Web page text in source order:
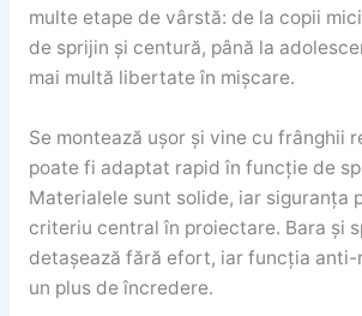
multe etape de vârstă: de la copii
de sprijin și centură, până la
mai multă libertate în mișcare.
Se montează ușor și vine cu frânghii
poate fi adaptat rapid în funcție de
Materialele sunt solide, iar siguranța
criteriu central în proiectare. Bara și
detașează fără efort, iar funcția
un plus de încredere.